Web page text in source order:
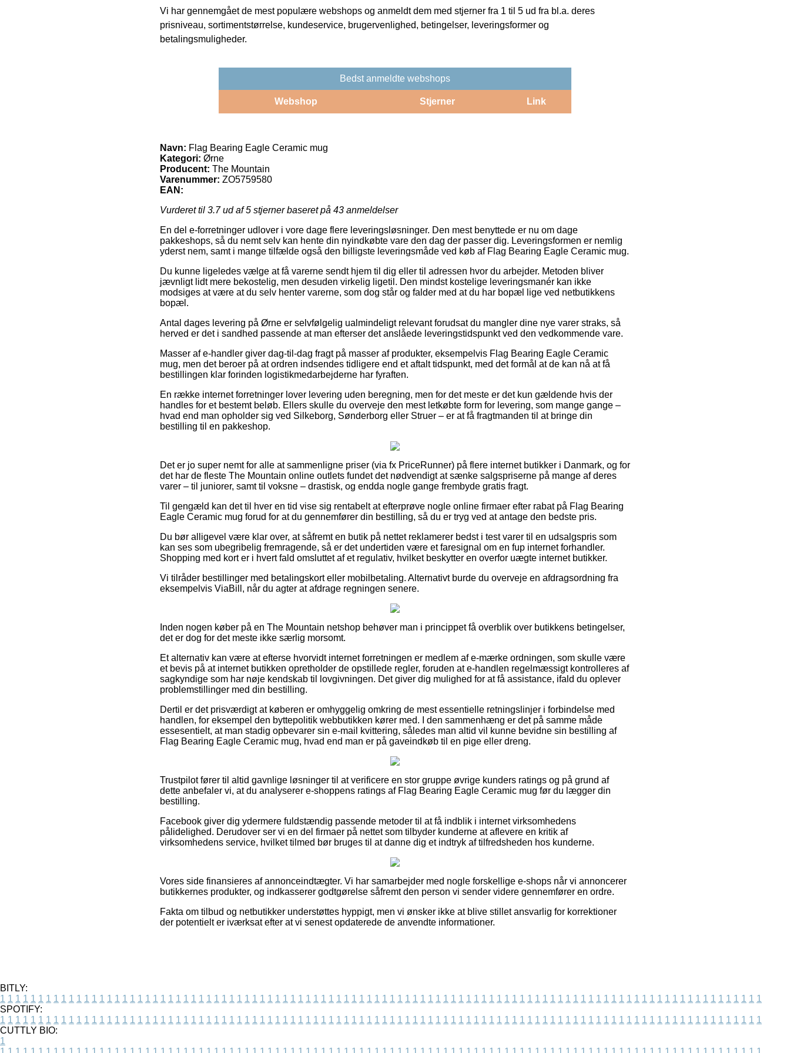
Vi har gennemgået de mest populære webshops og anmeldt dem med stjerner fra 1 til 5 ud fra bl.a. deres
prisniveau, sortimentstørrelse, kundeservice, brugervenlighed, betingelser, leveringsformer og
betalingsmuligheder.
Bedst anmeldte webshops
Webshop Stjerner Link
Navn: Flag Bearing Eagle Ceramic mug
Kategori: Ørne
Producent: The Mountain
Varenummer: ZO5759580
EAN:
Vurderet til 3.7ud af 5 stjerner baseret på 43 anmeldelser
En del e-forretninger udlover i vore dage flere leveringsløsninger. Den mest benyttede er nu om dage
pakkeshops, så du nemt selv kan hente din nyindkøbte vare den dag der passer dig. Leveringsformen er nemlig
yderst nem, samt i mange tilfælde også den billigste leveringsmåde ved køb af Flag Bearing Eagle Ceramic mug.
Du kunne ligeledes vælge at få varerne sendt hjem til dig eller til adressen hvor du arbejder. Metoden bliver
jævnligt lidt mere bekostelig, men desuden virkelig ligetil. Den mindst kostelige leveringsmanér kan ikke
modsiges at være at du selv henter varerne, som dog står og falder med at du har bopæl lige ved netbutikkens
bopæl.
Antal dages levering på Ørne er selvfølgelig ualmindeligt relevant forudsat du mangler dine nye varer straks, så
herved er det i sandhed passende at man efterser det anslåede leveringstidspunkt ved den vedkommende vare.
Masser af e-handler giver dag-til-dag fragt på masser af produkter, eksempelvis Flag Bearing Eagle Ceramic
mug, men det beroer på at ordren indsendes tidligere end et aftalt tidspunkt, med det formål at de kan nå at få
bestillingen klar forinden logistikmedarbejderne har fyraften.
En række internet forretninger lover levering uden beregning, men for det meste er det kun gældende hvis der
handles for et bestemt beløb. Ellers skulle du overveje den mest letkøbte form for levering, som mange gange –
hvad end man opholder sig ved Silkeborg, Sønderborg eller Struer – er at få fragtmanden til at bringe din
bestilling til en pakkeshop.
Det er jo super nemt for alle at sammenligne priser (via fx PriceRunner) på flere internet butikker i Danmark, og for
det har de fleste The Mountain online outlets fundet det nødvendigt at sænke salgspriserne på mange af deres
varer – til juniorer, samt til voksne – drastisk, og endda nogle gange frembyde gratis fragt.
Til gengæld kan det til hver en tid vise sig rentabelt at efterprøve nogle online firmaer efter rabat på Flag Bearing
Eagle Ceramic mug forud for at du gennemfører din bestilling, så du er tryg ved at antage den bedste pris.
Du bør alligevel være klar over, at såfremt en butik på nettet reklamerer bedst i test varer til en udsalgspris som
kan ses som ubegribelig fremragende, så er det undertiden være et faresignal om en fup internet forhandler.
Shopping med kort er i hvert fald omsluttet af et regulativ, hvilket beskytter en overfor uægte internet butikker.
Vi tilråder bestillinger med betalingskort eller mobilbetaling. Alternativt burde du overveje en afdragsordning fra
eksempelvis ViaBill, når du agter at afdrage regningen senere.
Inden nogen køber på en The Mountain netshop behøver man i princippet få overblik over butikkens betingelser,
det er dog for det meste ikke særlig morsomt.
Et alternativ kan være at efterse hvorvidt internet forretningen er medlem af e-mærke ordningen, som skulle være
et bevis på at internet butikken opretholder de opstillede regler, foruden at e-handlen regelmæssigt kontrolleres af
sagkyndige som har nøje kendskab til lovgivningen. Det giver dig mulighed for at få assistance, ifald du oplever
problemstillinger med din bestilling.
Dertil er det prisværdigt at køberen er omhyggelig omkring de mest essentielle retningslinjer i forbindelse med
handlen, for eksempel den byttepolitik webbutikken kører med. I den sammenhæng er det på samme måde
essesentielt, at man stadig opbevarer sin e-mail kvittering, således man altid vil kunne bevidne sin bestilling af
Flag Bearing Eagle Ceramic mug, hvad end man er på gaveindkøb til en pige eller dreng.
Trustpilot fører til altid gavnlige løsninger til at verificere en stor gruppe øvrige kunders ratings og på grund af
dette anbefaler vi, at du analyserer e-shoppens ratings af Flag Bearing Eagle Ceramic mug før du lægger din
bestilling.
Facebook giver dig ydermere fuldstændig passende metoder til at få indblik i internet virksomhedens
pålidelighed. Derudover ser vi en del firmaer på nettet som tilbyder kunderne at aflevere en kritik af
virksomhedens service, hvilket tilmed bør bruges til at danne dig et indtryk af tilfredsheden hos kunderne.
Vores side finansieres af annonceindtægter. Vi har samarbejder med nogle forskellige e-shops når vi annoncerer
butikkernes produkter, og indkasserer godtgørelse såfremt den person vi sender videre gennemfører en ordre.
Fakta om tilbud og netbutikker understøttes hyppigt, men vi ønsker ikke at blive stillet ansvarlig for korrektioner
der potentielt er iværksat efter at vi senest opdaterede de anvendte informationer.
BITLY:
1 1 1 1 1 1 1 1 1 1 1 1 1 1 1 1 1 1 1 1 1 1 1 1 1 1 1 1 1 1 1 1 1 1 1 1 1 1 1 1 1 1 1 1 1 1 1 1 1 1 1 1 1 1 1 1 1 1 1 1 1 1 1 1 1 1 1 1 1 1 1 1 1 1 1 1 1 1 1 1 1 1 1 1 1 1 1 1 1 1 1 1 1 1 1 1 1 1 1 1
SPOTIFY:
1 1 1 1 1 1 1 1 1 1 1 1 1 1 1 1 1 1 1 1 1 1 1 1 1 1 1 1 1 1 1 1 1 1 1 1 1 1 1 1 1 1 1 1 1 1 1 1 1 1 1 1 1 1 1 1 1 1 1 1 1 1 1 1 1 1 1 1 1 1 1 1 1 1 1 1 1 1 1 1 1 1 1 1 1 1 1 1 1 1 1 1 1 1 1 1 1 1 1 1
CUTTLY BIO:
1